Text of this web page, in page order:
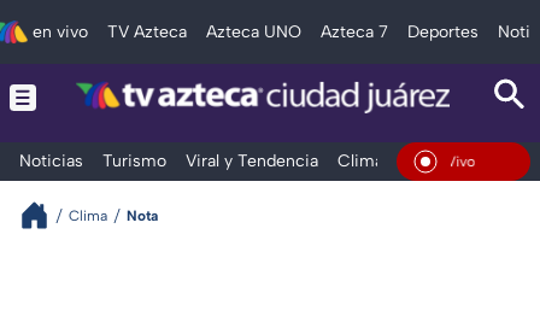
en vivo TV Azteca Azteca UNO Azteca 7 Deportes
Noticias Turismo Viral y Tendencia Clima Deportes
En Vivo
Clima Nota